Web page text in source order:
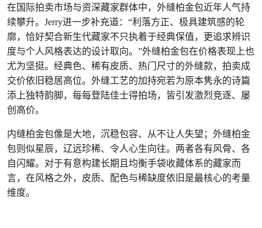
在国际拍卖市场与资深藏家群体中，外缝柏金包近年人气持
续攀升。Jerry进一步补充道：“利落方正、极具建筑感的轮
廓，恰好契合新生代藏家不只执着于经典保值，更追求辨识
度与个人风格表达的设计取向。”外缝柏金包在价格表现上也
尤为坚挺。经典色、稀有皮质、热门尺寸的外缝款，拍卖成
交价依旧稳居高位。外缝工艺的加持宛若为原本隽永的诗篇
添上独特韵脚，每每登陆佳士得拍场，皆引发激烈竞逐、屡
创高价。
内缝柏金包像是大地，沉稳包容、从不让人失望；外缝柏金
包则似星辰，辽远珍稀、令人心生向往。两者各有风骨、各
自闪耀。对于有意构建长期且均衡手袋收藏体系的藏家而
言，在风格之外，皮质、配色与稀缺度依旧是最核心的考量
维度。